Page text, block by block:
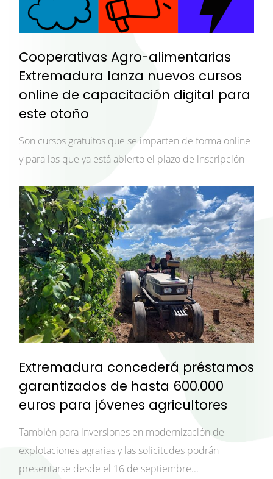
Cooperativas Agro-alimentarias
Extremadura lanza nuevos cursos
online de capacitación digital para
este otoño
Son cursos gratuitos que se imparten de forma online
y para los que ya está abierto el plazo de inscripción
Extremadura concederá préstamos
garantizados de hasta 600.000
euros para jóvenes agricultores
También para inversiones en modernización de
explotaciones agrarias y las solicitudes podrán
presentarse desde el 16 de septiembre...